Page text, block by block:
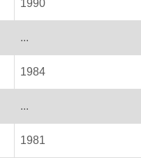
1990
...
1984
...
1981